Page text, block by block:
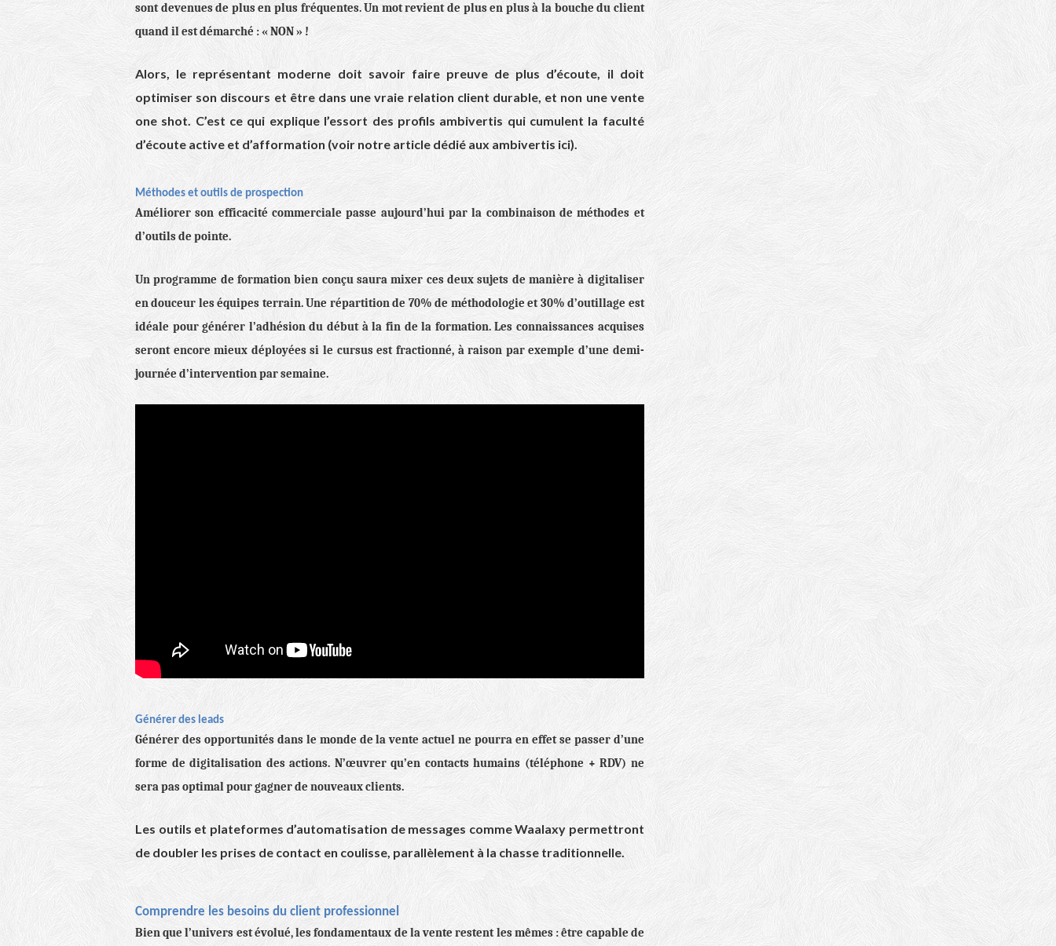
sont devenues de plus en plus fréquentes. Un mot revient de plus en plus à la bouche du client
quand il est démarché : « NON » !
Alors, le représentant moderne doit savoir faire preuve de plus d’écoute, il doit
optimiser son discours et être dans une vraie relation client durable, et non une vente
one shot. C’est ce qui explique l’essort des profils ambivertis qui cumulent la faculté
d’écoute active et d’afformation (voir notre article dédié aux ambivertis ici).
Méthodes et outils de prospection
Améliorer son efficacité commerciale passe aujourd’hui par la combinaison de méthodes et
d’outils de pointe.
Un programme de formation bien conçu saura mixer ces deux sujets de manière à digitaliser
en douceur les équipes terrain. Une répartition de 70% de méthodologie et 30% d’outillage est
idéale pour générer l’adhésion du début à la fin de la formation. Les connaissances acquises
seront encore mieux déployées si le cursus est fractionné, à raison par exemple d’une demi-
journée d’intervention par semaine.
Générer des leads
Générer des opportunités dans le monde de la vente actuel ne pourra en effet se passer d’une
forme de digitalisation des actions. N’œuvrer qu’en contacts humains (téléphone + RDV) ne
sera pas optimal pour gagner de nouveaux clients.
Les outils et plateformes d’automatisation de messages commeWaalaxy permettront
de doubler les prises de contact en coulisse, parallèlement à la chasse traditionnelle.
Comprendre les besoins du client professionnel
Bien que l’univers est évolué, les fondamentaux de la vente restent les mêmes : être capable de